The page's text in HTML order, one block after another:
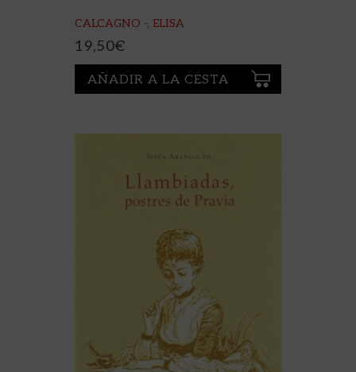
CALCAGNO -, ELISA
19,50€
AÑADIR A LA CESTA